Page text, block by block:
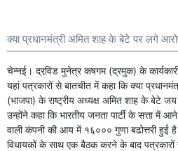
क्या प्रधानमंत्री अमित शाह के बेटे पर लगे
चेन्नई। द्रवि़ड मुनेत्र कषगम (द्रमुक) के
यहां पत्रकारों से बातचीत में कहा कि क्या
(भाजपा) के राष्ट्रीय अध्यक्ष अमित शाह के बेटे
उन्होंने कहा कि भारतीय जनता पार्टी के सत्ता में
वाली कंपनी की आय में १६००० गुणा बढोत्तरी हुई
विधायकों के साथ एक बैठक करने के बाद पत्रकारों